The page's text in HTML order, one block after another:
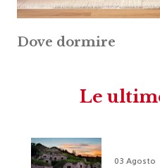
Dove dormire
Le
03 Agosto